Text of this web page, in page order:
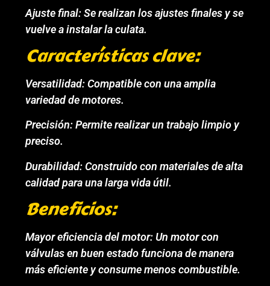
Ajuste final: Se realizan los ajustes finales y se
vuelve a instalar la culata.
Características clave:
Versatilidad: Compatible con una amplia
variedad de motores.
Precisión: Permite realizar un trabajo limpio y
preciso.
Durabilidad: Construido con materiales de alta
calidad para una larga vida útil.
Beneficios:
Mayor eficiencia del motor: Un motor con
válvulas en buen estado funciona de manera
más eficiente y consume menos combustible.